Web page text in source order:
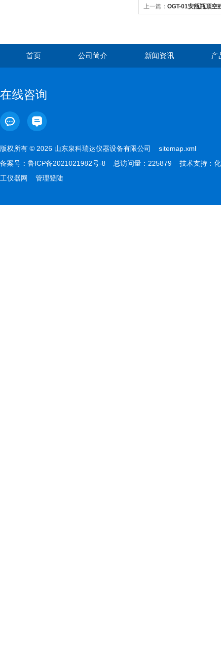
上一篇： OGT-01安瓿瓶顶空
首页 公司简介 新闻资讯 产
在线咨询
版权所有 © 2026 山东泉科瑞达仪器设备有限公司 sitemap.xml
备案号： 鲁ICP备2021021982号-8 总访问量：225879 技术支持： 化
工仪器网
管理登陆